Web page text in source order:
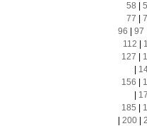
58
77
96
97
112
127
156
185
200|